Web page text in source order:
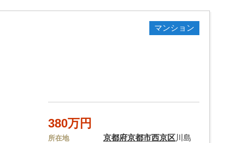
マンション
380万円
所在地 京都府京都市西京区川島